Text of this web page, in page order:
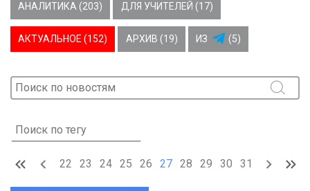
АНАЛИТИКА (203) ДЛЯ УЧИТЕЛЕЙ (17)
АКТУАЛЬНОЕ (152) АРХИВ (19) ИЗ (5)
22 23 24 25 26 27 28 29 30 31